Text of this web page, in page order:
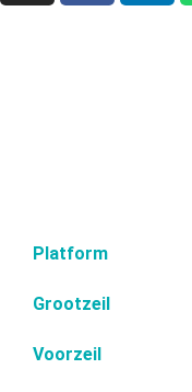
Platform
Grootzeil
Voorzeil